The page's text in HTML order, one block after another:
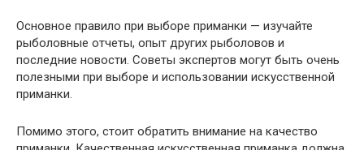
Основное правило при выборе приманки — изучайте
рыболовные отчеты, опыт других рыболовов и
последние новости. Советы экспертов могут быть очень
полезными при выборе и использовании искусственной
приманки.
Помимо этого, стоит обратить внимание на качество